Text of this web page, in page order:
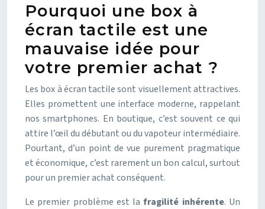
Pourquoi une box à
écran tactile est une
mauvaise idée pour
votre premier achat ?
Les box à écran tactile sont visuellement attractives.
Elles promettent une interface moderne, rappelant
nos smartphones. En boutique, c’est souvent ce qui
attire l’œil du débutant ou du vapoteur intermédiaire.
Pourtant, d’un point de vue purement pragmatique
et économique, c’est rarement un bon calcul, surtout
pour un premier achat conséquent.
Le premier problème est lafragilité inhérente. Un